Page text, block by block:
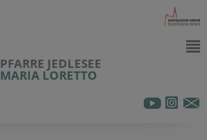
PFARRE JEDLESEE
MARIA LORETTO